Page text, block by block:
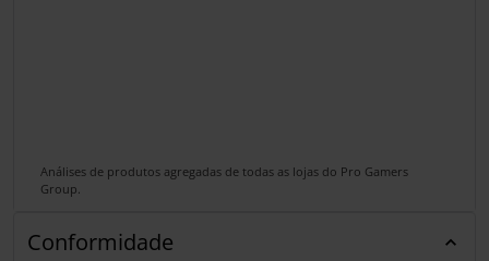
Análises de produtos agregadas de todas as lojas do Pro Gamers
Group.
Conformidade